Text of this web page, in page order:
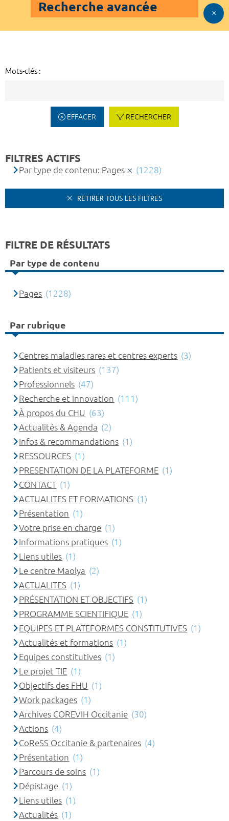
Recherche avancée
Mots-clés :
EFFACER RECHERCHER
FILTRES ACTIFS
Par type de contenu: Pages (1228)
RETIRER TOUS LES FILTRES
FILTRE DE RÉSULTATS
Par type de contenu
Pages (1228)
Par rubrique
Centres maladies rares et centres experts (3)
Patients et visiteurs (137)
Professionnels (47)
Recherche et innovation (111)
À propos du CHU (63)
Actualités & Agenda (2)
Infos & recommandations (1)
RESSOURCES (1)
PRESENTATION DE LA PLATEFORME (1)
CONTACT (1)
ACTUALITES ET FORMATIONS (1)
Présentation (1)
Votre prise en charge (1)
Informations pratiques (1)
Liens utiles (1)
Le centre Maolya (2)
ACTUALITES (1)
PRÉSENTATION ET OBJECTIFS (1)
PROGRAMME SCIENTIFIQUE (1)
EQUIPES ET PLATEFORMES CONSTITUTIVES (1)
Actualités et formations (1)
Equipes constitutives (1)
Le projet TIE (1)
Objectifs des FHU (1)
Work packages (1)
Archives COREVIH Occitanie (30)
Actions (4)
CoReSS Occitanie & partenaires (4)
Présentation (1)
Parcours de soins (1)
Dépistage (1)
Liens utiles (1)
Actualités (1)